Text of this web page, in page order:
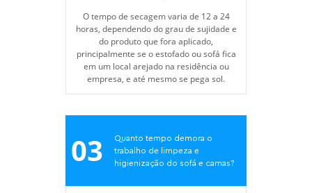
O tempo de secagem varia de 12 a 24
horas, dependendo do grau de sujidade e
do produto que fora aplicado,
principalmente se o estofado ou sofá fica
em um local arejado na residência ou
empresa, e até mesmo se pega sol.
03
Quanto tempo demora o
trabalho de limpeza e
higienização do sofá e camas?